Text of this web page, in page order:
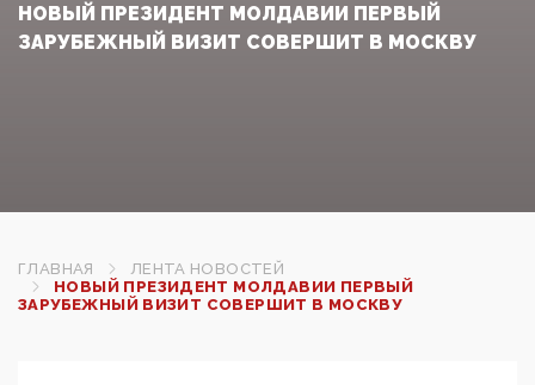
НОВЫЙ ПРЕЗИДЕНТ МОЛДАВИИ ПЕРВЫЙ
ЗАРУБЕЖНЫЙ ВИЗИТ СОВЕРШИТ В МОСКВУ
ГЛАВНАЯ
ЛЕНТА НОВОСТЕЙ
НОВЫЙ ПРЕЗИДЕНТ МОЛДАВИИ ПЕРВЫЙ
ЗАРУБЕЖНЫЙ ВИЗИТ СОВЕРШИТ В МОСКВУ